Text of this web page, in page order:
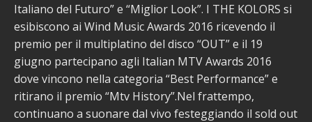
Italiano del Futuro” e “Miglior Look”. I THE KOLORS si
esibiscono ai Wind Music Awards 2016 ricevendo il
premio per il multiplatino del disco “OUT” e il 19
giugno partecipano agli Italian MTV Awards 2016
dove vincono nella categoria “Best Performance” e
ritirano il premio “Mtv History”.Nel frattempo,
continuano a suonare dal vivo festeggiando il sold out